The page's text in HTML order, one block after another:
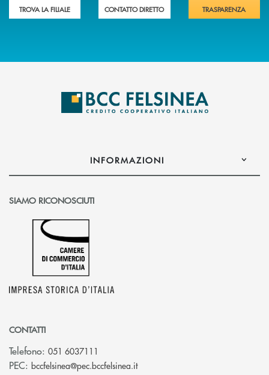
TROVA LA FILIALE CONTATTO DIRETTO TRASPARENZA
INFORMAZIONI
SIAMO RICONOSCIUTI
CONTATTI
Telefono: 051 6037111
PEC: bccfelsinea@pec.bccfelsinea.it(si apre l’app di posta